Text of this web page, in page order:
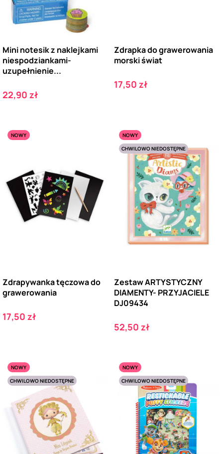
Mini notesik z naklejkami
niespodziankami-
uzupełnienie...
Cena
22,90 zł
Zdrapka do grawerowania
morski świat
Cena
17,50 zł
NOWY
Zdrapywanka tęczowa do
grawerowania
Cena
17,50 zł
NOWY
CHWILOWO NIEDOSTĘPNE
Zestaw ARTYSTYCZNY
DIAMENTY- PRZYJACIELE
DJ09434
Cena
52,50 zł
NOWY
CHWILOWO NIEDOSTĘPNE
NOWY
CHWILOWO NIEDOSTĘPNE